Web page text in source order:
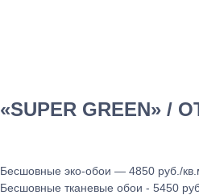
«SUPER GREEN» /
Бесшовные эко-обои — 4850 руб./
Бесшовные тканевые обои - 5450